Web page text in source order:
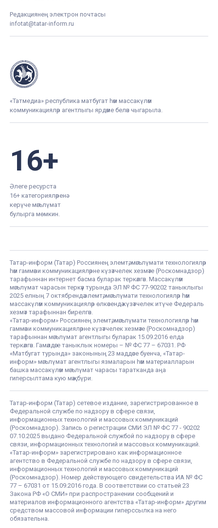
Редакциянең электрон почтасы
infotat@tatar-inform.ru
«Татмедиа» республика матбугат һәм массакүләм
коммуникацияләр агентлыгы ярдәме белән чыгарыла.
16+
Әлеге ресурста
16+ категорияләренә
керүче мәгълүмат
булырга мөмкин.
Татар-информ (Татар) Россиянең элемтә, мәгълүмати технологияләр
һәм гаммәви коммуникацияләрне күзәтчелек хезмәте (Роскомнадзор)
тарафыннан интернет басма буларак теркәлгән. Массакүләм
мәгълүмат чарасын теркәү турында ЭЛ № ФС 77-90202 таныклыгы
2025 елның 7 октябрендә элемтә, мәгълүмати технологияләр һәм
массакүләм коммуникацияләр өлкәсендә күзәтчелек итүче Федераль
хезмәт тарафыннан бирелгән.
«Татар-информ» Россиянең элемтә, мәгълүмати технологияләр һәм
гаммәви коммуникацияләрне күзәтчелек хезмәте (Роскомнадзор)
тарафыннан мәгълүмат агентлыгы буларак 15.09.2016 елда
теркәлгән. Гамәлдәге таныклык номеры – № ФС 77 – 67031. РФ
«Матбугат турында» законының 23 маддәсе буенча, «Татар-
информ» мәгълүмат агентлыгы язмаларын һәм материалларын
башка массакүләм мәгълүмат чарасы таратканда аңа
гиперсылтама кую мәҗбүри.
Татар-информ (Татар) сетевое издание, зарегистрированное в
Федеральной службе по надзору в сфере связи,
информационных технологий и массовых коммуникаций
(Роскомнадзор). Запись о регистрации СМИ ЭЛ № ФС 77 - 90202
07.10.2025 выдано Федеральной службой по надзору в сфере
связи, информационных технологий и массовых коммуникаций.
«Татар-информ» зарегистрировано как информационное
агентство в Федеральной службе по надзору в сфере связи,
информационных технологий и массовых коммуникаций
(Роскомнадзор). Номер действующего свидетельства ИА № ФС
77 – 67031 от 15.09.2016 года. В соответствии со статьей 23
Закона РФ «О СМИ» при распространении сообщений и
материалов информационного агентства «Татар-информ» другим
средством массовой информации гиперссылка на него
обязательна.